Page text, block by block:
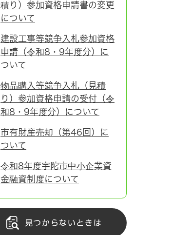
積り）参加資格申請書の変更
について
建設工事等競争入札参加資格
申請（令和8・9年度分）に
ついて
物品購入等競争入札（見積
り）参加資格申請の受付（令
和8・9年度分）について
市有財産売却（第46回）に
ついて
令和8年度宇陀市中小企業資
金融資制度について
見つからないときは